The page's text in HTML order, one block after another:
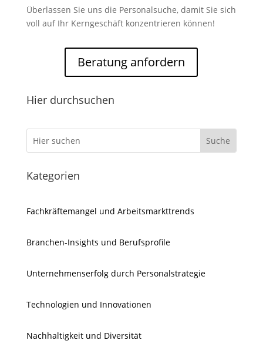
Überlassen Sie uns die Personalsuche, damit Sie sich
voll auf Ihr Kerngeschäft konzentrieren können!
Beratung anfordern
Hier durchsuchen
Kategorien
Fachkräftemangel und Arbeitsmarkttrends
Branchen-Insights und Berufsprofile
Unternehmenserfolg durch Personalstrategie
Technologien und Innovationen
Nachhaltigkeit und Diversität